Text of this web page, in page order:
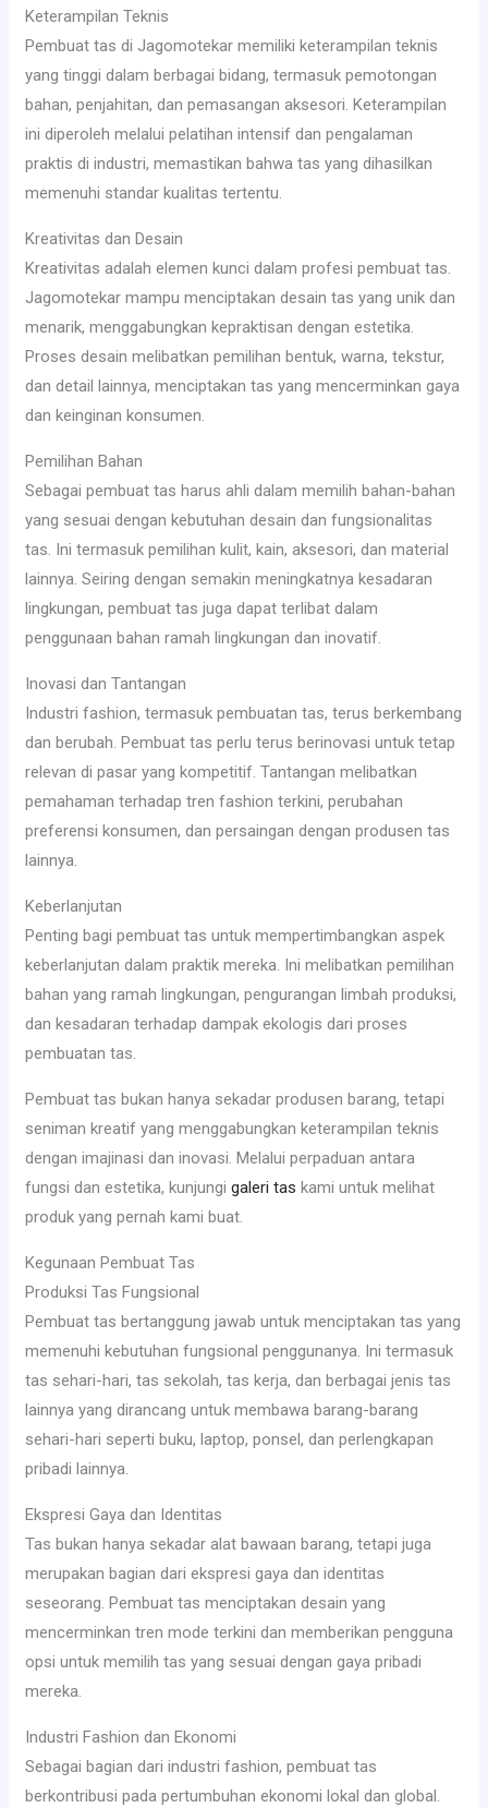
Keterampilan Teknis
Pembuat tas di Jagomotekar memiliki keterampilan teknis
yang tinggi dalam berbagai bidang, termasuk pemotongan
bahan, penjahitan, dan pemasangan aksesori. Keterampilan
ini diperoleh melalui pelatihan intensif dan pengalaman
praktis di industri, memastikan bahwa tas yang dihasilkan
memenuhi standar kualitas tertentu.
Kreativitas dan Desain
Kreativitas adalah elemen kunci dalam profesi pembuat tas.
Jagomotekar mampu menciptakan desain tas yang unik dan
menarik, menggabungkan kepraktisan dengan estetika.
Proses desain melibatkan pemilihan bentuk, warna, tekstur,
dan detail lainnya, menciptakan tas yang mencerminkan gaya
dan keinginan konsumen.
Pemilihan Bahan
Sebagai pembuat tas harus ahli dalam memilih bahan-bahan
yang sesuai dengan kebutuhan desain dan fungsionalitas
tas. Ini termasuk pemilihan kulit, kain, aksesori, dan material
lainnya. Seiring dengan semakin meningkatnya kesadaran
lingkungan, pembuat tas juga dapat terlibat dalam
penggunaan bahan ramah lingkungan dan inovatif.
Inovasi dan Tantangan
Industri fashion, termasuk pembuatan tas, terus berkembang
dan berubah. Pembuat tas perlu terus berinovasi untuk tetap
relevan di pasar yang kompetitif. Tantangan melibatkan
pemahaman terhadap tren fashion terkini, perubahan
preferensi konsumen, dan persaingan dengan produsen tas
lainnya.
Keberlanjutan
Penting bagi pembuat tas untuk mempertimbangkan aspek
keberlanjutan dalam praktik mereka. Ini melibatkan pemilihan
bahan yang ramah lingkungan, pengurangan limbah produksi,
dan kesadaran terhadap dampak ekologis dari proses
pembuatan tas.
Pembuat tas bukan hanya sekadar produsen barang, tetapi
seniman kreatif yang menggabungkan keterampilan teknis
dengan imajinasi dan inovasi. Melalui perpaduan antara
fungsi dan estetika, kunjungigaleri tas kami untuk melihat
produk yang pernah kami buat.
Kegunaan Pembuat Tas
Produksi Tas Fungsional
Pembuat tas bertanggung jawab untuk menciptakan tas yang
memenuhi kebutuhan fungsional penggunanya. Ini termasuk
tas sehari-hari, tas sekolah, tas kerja, dan berbagai jenis tas
lainnya yang dirancang untuk membawa barang-barang
sehari-hari seperti buku, laptop, ponsel, dan perlengkapan
pribadi lainnya.
Ekspresi Gaya dan Identitas
Tas bukan hanya sekadar alat bawaan barang, tetapi juga
merupakan bagian dari ekspresi gaya dan identitas
seseorang. Pembuat tas menciptakan desain yang
mencerminkan tren mode terkini dan memberikan pengguna
opsi untuk memilih tas yang sesuai dengan gaya pribadi
mereka.
Industri Fashion dan Ekonomi
Sebagai bagian dari industri fashion, pembuat tas
berkontribusi pada pertumbuhan ekonomi lokal dan global.